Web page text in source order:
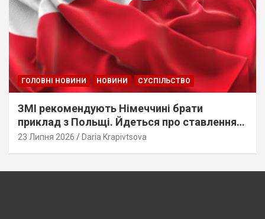
ГОЛОВНІ НОВИНИ НОВИНИ СУСПІЛЬСТВО
ЗМІ рекомендують Німеччині брати
приклад з Польщі. Йдеться про ставлення
до українців
23 Липня 2026 Daria Krapivtsova